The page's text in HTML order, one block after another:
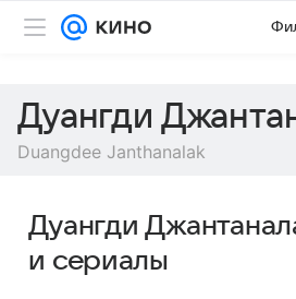
Дуангди
Duangdee Janthanalak
Дуангди
и сериалы